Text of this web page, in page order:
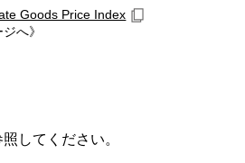
Goods Price Index
へ》
照してください。